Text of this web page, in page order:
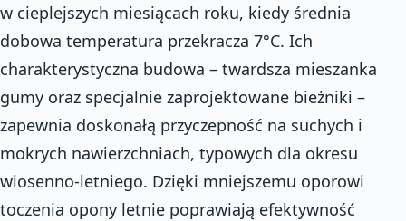
w cieplejszych miesiącach roku, kiedy średnia
dobowa temperatura przekracza 7°C. Ich
charakterystyczna budowa – twardsza mieszanka
gumy oraz specjalnie zaprojektowane bieżniki –
zapewnia doskonałą przyczepność na suchych i
mokrych nawierzchniach, typowych dla okresu
wiosenno-letniego. Dzięki mniejszemu oporowi
toczenia opony letnie poprawiają efektywność